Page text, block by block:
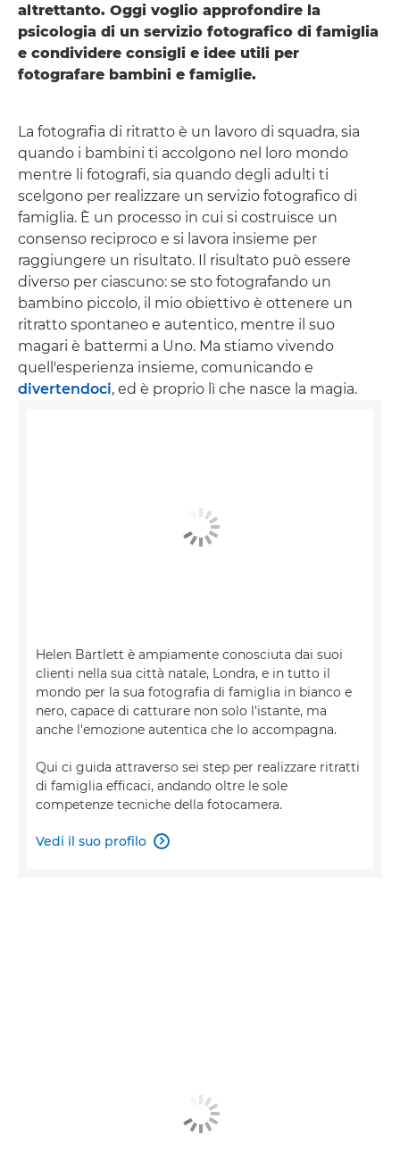
altrettanto. Oggi voglio approfondire la
psicologia di un servizio fotografico di famiglia
e condividere consigli e idee utili per
fotografare bambini e famiglie.
La fotografia di ritratto è un lavoro di squadra, sia
quando i bambini ti accolgono nel loro mondo
mentre li fotografi, sia quando degli adulti ti
scelgono per realizzare un servizio fotografico di
famiglia. È un processo in cui si costruisce un
consenso reciproco e si lavora insieme per
raggiungere un risultato. Il risultato può essere
diverso per ciascuno: se sto fotografando un
bambino piccolo, il mio obiettivo è ottenere un
ritratto spontaneo e autentico, mentre il suo
magari è battermi a Uno. Ma stiamo vivendo
quell'esperienza insieme, comunicando e
divertendoci, ed è proprio lì che nasce la magia.
Helen Bartlett è ampiamente conosciuta dai suoi
clienti nella sua città natale, Londra, e in tutto il
mondo per la sua fotografia di famiglia in bianco e
nero, capace di catturare non solo l'istante, ma
anche l'emozione autentica che lo accompagna.
Qui ci guida attraverso sei step per realizzare ritratti
di famiglia efficaci, andando oltre le sole
competenze tecniche della fotocamera.
Vedi il suo profilo 